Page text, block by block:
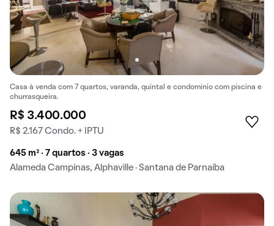
Casa à venda com 7 quartos, varanda, quintal e condomínio com piscina e
churrasqueira.
R$ 3.400.000
R$ 2.167 Condo. + IPTU
645 m² · 7 quartos · 3 vagas
Alameda Campinas, Alphaville · Santana de Parnaíba